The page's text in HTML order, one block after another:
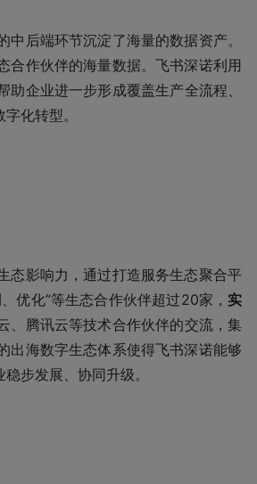
后端环节沉淀了海量的数据资产。
合作伙伴的海量数据。飞书深诺利用
助企业进一步形成覆盖生产全流程、
化转型。
态影响力，通过打造服务生态聚合平
优化”等生态合作伙伴超过20家， 实
、腾讯云等技术合作伙伴的交流，集
出海数字生态体系使得飞书深诺能够
步发展、协同升级。